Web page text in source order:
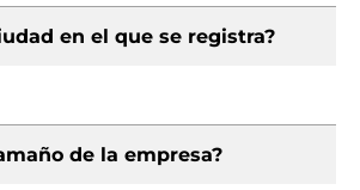
en el que se registra?
de la empresa?